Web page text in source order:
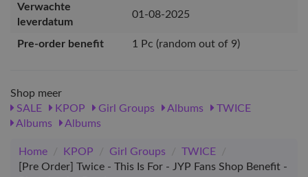
Verwachte
leverdatum
01-08-2025
Pre-order benefit 1 Pc (random out of 9)
Shop meer
SALE
KPOP Girl Groups Albums
TWICE
Albums
Albums
Home / KPOP / Girl Groups / TWICE
/
[Pre Order] Twice - This Is For - JYP Fans Shop Benefit -